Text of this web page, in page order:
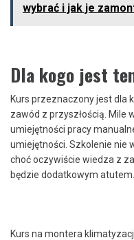
wybrać i jak je
Dla kogo jest
Kurs przeznaczony jest dla
zawód z przyszłością. Mile
umiejętności pracy
umiejętności. Szkolenie nie
choć oczywiście wiedza z
będzie dodatkowym atutem.
Kurs na montera